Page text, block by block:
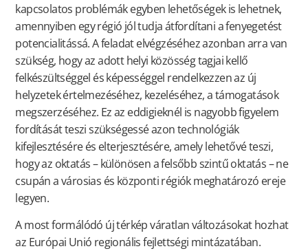
kapcsolatos problémák egyben lehetőségek is lehetnek,
amennyiben egy régió jól tudja átfordítani a fenyegetést
potencialitássá. A feladat elvégzéséhez azonban arra van
szükség, hogy az adott helyi közösség tagjai kellő
felkészültséggel és képességgel rendelkezzen az új
helyzetek értelmezéséhez, kezeléséhez, a támogatások
megszerzéséhez. Ez az eddigieknél is nagyobb figyelem
fordítását teszi szükségessé azon technológiák
kifejlesztésére és elterjesztésére, amely lehetővé teszi,
hogy az oktatás – különösen a felsőbb szintű oktatás – ne
csupán a városias és központi régiók meghatározó ereje
legyen.
A most formálódó új térkép váratlan változásokat hozhat
az Európai Unió regionális fejlettségi mintázatában.